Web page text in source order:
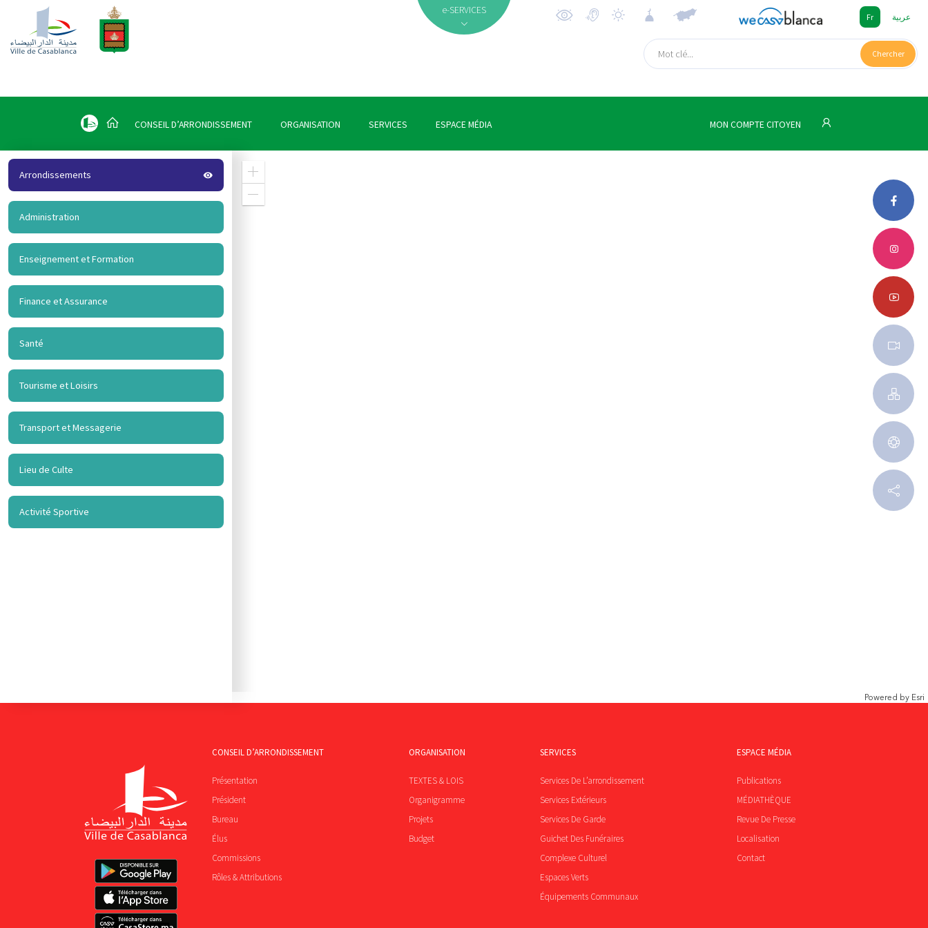
e-SERVICES
Fr عربية
Chercher
CONSEIL D’ARRONDISSEMENT ORGANISATION SERVICES ESPACE MÉDIA MON COMPTE CITOYEN
Arrondissements visibility
Administration
Enseignement et Formation
Finance et Assurance
Santé
Tourisme et Loisirs
Transport et Messagerie
Lieu de Culte
Activité Sportive
Zoom
Powered by Esri
CONSEIL D’ARRONDISSEMENT
Présentation
Président
Bureau
Élus
Commissions
Rôles & Attributions
ORGANISATION
TEXTES & LOIS
Organigramme
Projets
Budget
SERVICES
Services De L’arrondissement
Services Extérieurs
Services De Garde
Guichet Des Funéraires
Complexe Culturel
Espaces Verts
Équipements Communaux
ESPACE MÉDIA
Publications
MÉDIATHÈQUE
Revue De Presse
Localisation
Contact